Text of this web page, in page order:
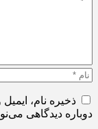
ذخیره نام،
دوباره دیدگاهی